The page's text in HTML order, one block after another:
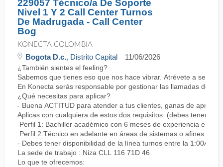
229057 Técnico/a De Soporte
Nivel 1 Y 2 Call Center Turnos
De Madrugada - Call Center
Bog
KONECTA COLOMBIA
Bogota D.c., Distrito Capital 11/06/2026
¿También sientes el feeling?
Sabemos que tienes eso que nos hace vibrar. Atrévete a ser
En Konecta serás responsable por gestionar las llamadas de
¿Qué necesitas para aplicar?
- Buena ACTITUD para atender a tus clientes, ganas de
Aplicas con cualquiera de estos dos requisitos: (debes tener
Perfil 1: Bachiller académico con 6 meses de experiencia en
Perfil 2:Técnico en adelante en áreas de sistemas o afines
- Debes tener disponibilidad de la línea turnos entre la 1:00AM
La sede de trabajo : Niza CLL 116 71D 46
Lo que te ofrecemos: